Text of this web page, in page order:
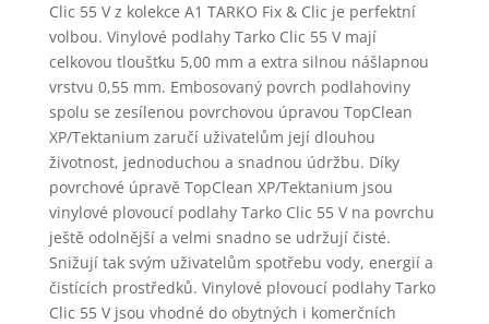
Clic 55 V z kolekce A1 TARKO Fix & Clic je perfektní
volbou. Vinylové podlahy Tarko Clic 55 V mají
celkovou tloušťku 5,00 mm a extra silnou nášlapnou
vrstvu 0,55 mm. Embosovaný povrch podlahoviny
spolu se zesílenou povrchovou úpravou TopClean
XP/Tektanium zaručí uživatelům její dlouhou
životnost, jednoduchou a snadnou údržbu. Díky
povrchové úpravě TopClean XP/Tektanium jsou
vinylové plovoucí podlahy Tarko Clic 55 V na povrchu
ještě odolnější a velmi snadno se udržují čisté.
Snižují tak svým uživatelům spotřebu vody, energií a
čistících prostředků. Vinylové plovoucí podlahy Tarko
Clic 55 V jsou vhodné do obytných i komerčních